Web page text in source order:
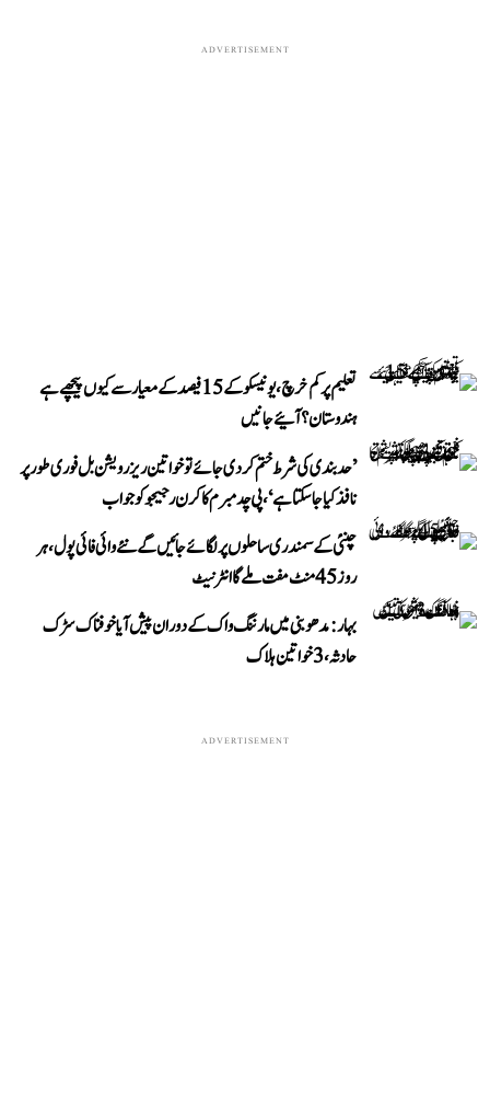
ADVERTISEMENT
تعلیم پر کم خرچ، یونیسکو کے 15 فیصد کے معیار سے کیوں پیچھے ہے
ہندوستان؟ آئیے جانیں
’حد بندی کی شرط ختم کر دی جائے تو خواتین ریزرویشن بل فوری طور پر
نافذ کیا جا سکتا ہے‘، پی چدمبرم کا کرن رجیجو کو جواب
چنئی کے سمندری ساحلوں پر لگائے جائیں گے نئے وائی فائی پول، ہر
روز 45 منٹ مفت ملے گا انٹرنیٹ
بہار: مدھوبنی میں مارننگ واک کے دوران پیش آیا خوفناک سڑک
حادثہ، 3 خواتین ہلاک
ADVERTISEMENT